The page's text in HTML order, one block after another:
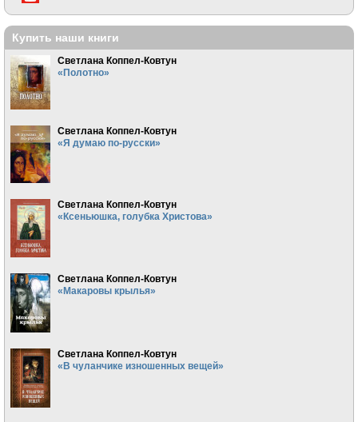
Купить наши книги
Светлана Коппел-Ковтун
«Полотно»
Светлана Коппел-Ковтун
«Я думаю по-русски»
Светлана Коппел-Ковтун
«Ксеньюшка, голубка Христова»
Светлана Коппел-Ковтун
«Макаровы крылья»
Светлана Коппел-Ковтун
«В чуланчике изношенных вещей»